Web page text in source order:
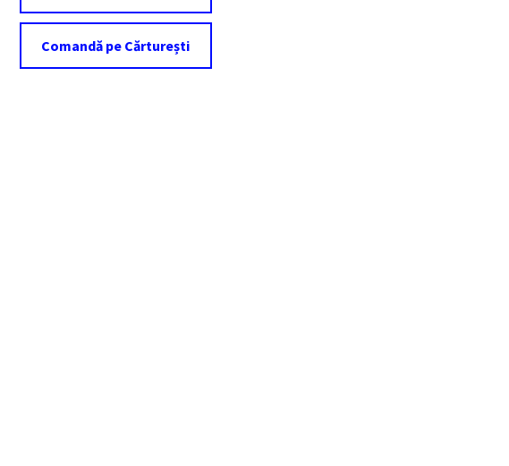
Comandă pe Cărturești